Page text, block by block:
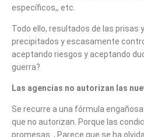
específicos,, etc.
Todo ello, resultados de las prisas
precipitados y escasamente
aceptando riesgos y aceptando
guerra?
Las agencias no autorizan las
Se recurre a una fórmula
que no autorizan. Porque las
promesas.., Parece que se ha